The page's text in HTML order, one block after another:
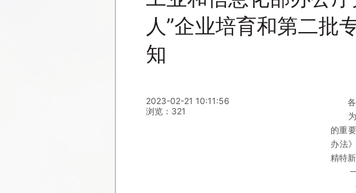
人”企业培育和第二批
知
2023-02-21 10:11:56
浏览：321
的重
办法
精特